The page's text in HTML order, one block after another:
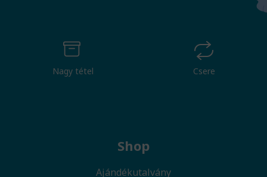
Nagy tétel Csere
Shop
Ajándékutalvány